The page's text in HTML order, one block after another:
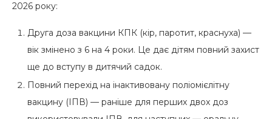
2026 року:
Друга доза вакцини КПК (кір, паротит, краснуха) —
вік змінено з 6 на 4 роки. Це дає дітям повний захист
ще до вступу в дитячий садок.
Повний перехід на інактивовану поліомієлітну
вакцину (ІПВ) — раніше для перших двох доз